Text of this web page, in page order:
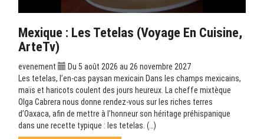
Mexique : Les Tetelas (Voyage En Cuisine,
ArteTv)
evenement
Du 5 août 2026 au 26 novembre 2027
Les tetelas, l’en-cas paysan mexicain Dans les champs mexicains,
maïs et haricots coulent des jours heureux. La cheffe mixtèque
Olga Cabrera nous donne rendez-vous sur les riches terres
d’Oaxaca, afin de mettre à l’honneur son héritage préhispanique
dans une recette typique : les tetelas. (…)